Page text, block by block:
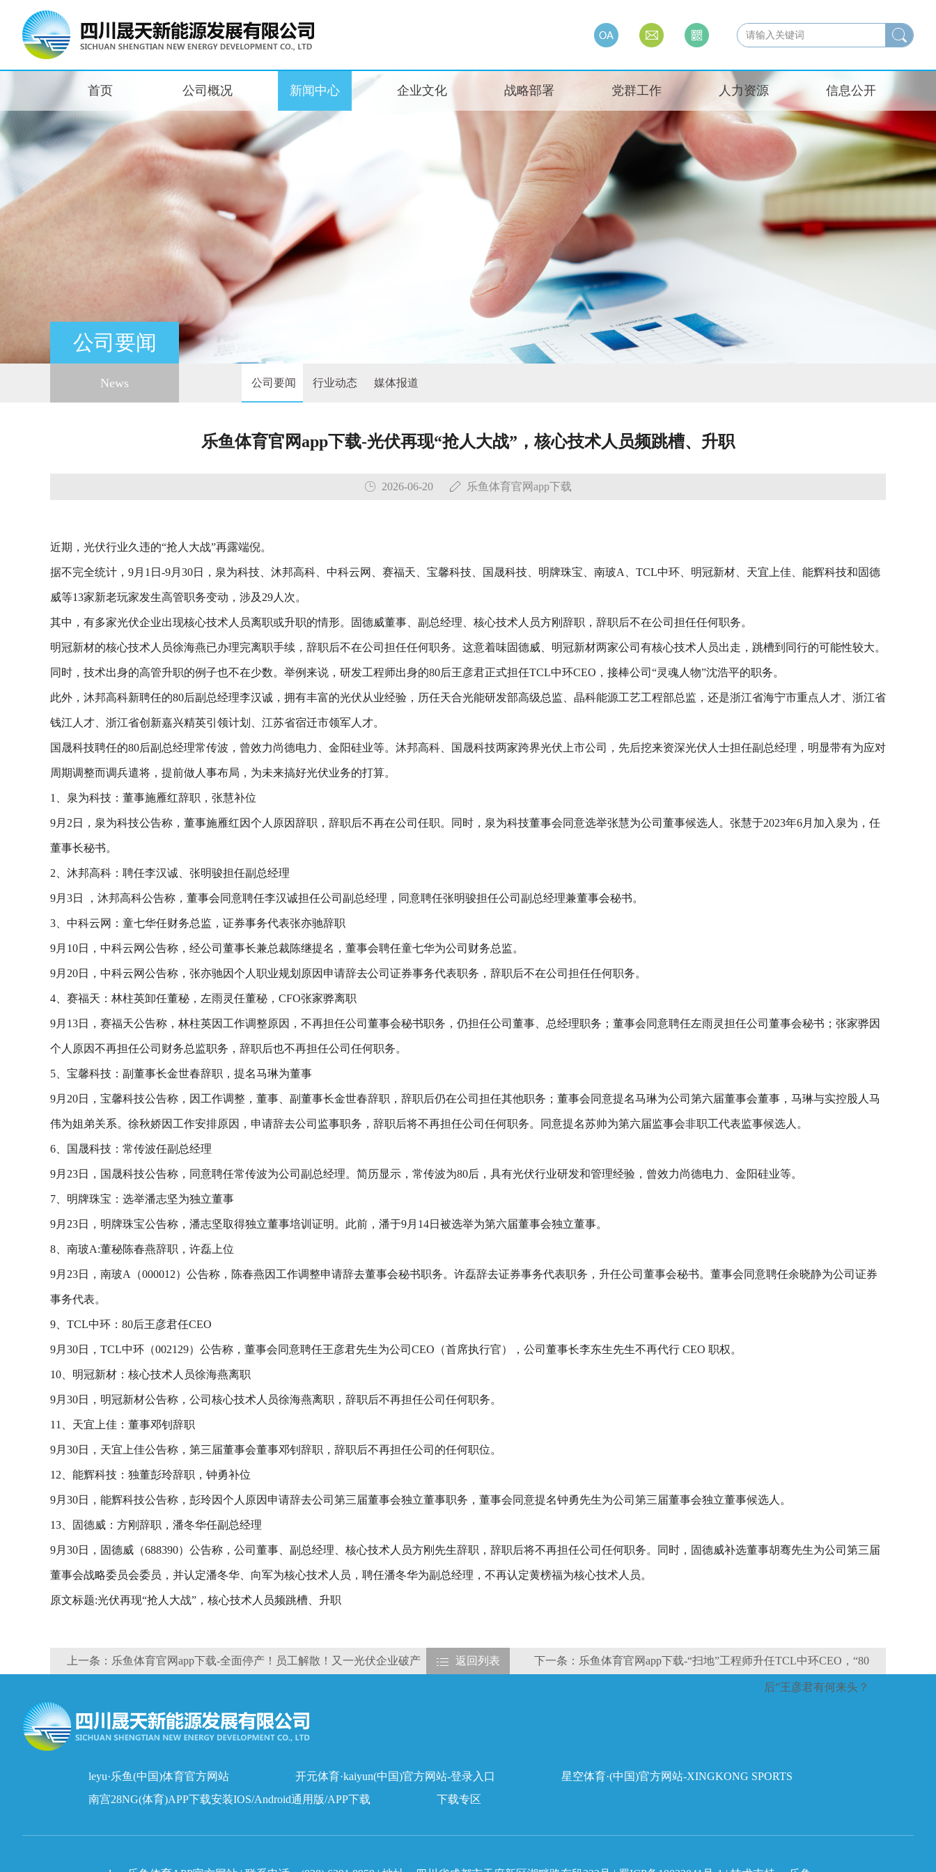
首页 公司概况 新闻中心 企业文化 战略部署 党群工作 人力资源 信息公开
公司要闻
News 公司要闻 行业动态 媒体报道
乐鱼体育官网app下载-光伏再现“抢人大战”，核心技术人员频跳槽、升职
2026-06-20 乐鱼体育官网app下载
近期，光伏行业久违的“抢人大战”再露端倪。
据不完全统计，9月1日-9月30日，泉为科技、沐邦高科、中科云网、赛福天、宝馨科技、国晟科技、明牌珠宝、南玻A、TCL中环、明冠新材、天宜上佳、能辉科技和固德
威等13家新老玩家发生高管职务变动，涉及29人次。
其中，有多家光伏企业出现核心技术人员离职或升职的情形。固德威董事、副总经理、核心技术人员方刚辞职，辞职后不在公司担任任何职务。
明冠新材的核心技术人员徐海燕已办理完离职手续，辞职后不在公司担任任何职务。这意着味固德威、明冠新材两家公司有核心技术人员出走，跳槽到同行的可能性较大。
同时，技术出身的高管升职的例子也不在少数。举例来说，研发工程师出身的80后王彦君正式担任TCL中环CEO，接棒公司“灵魂人物”沈浩平的职务。
此外，沐邦高科新聘任的80后副总经理李汉诚，拥有丰富的光伏从业经验，历任天合光能研发部高级总监、晶科能源工艺工程部总监，还是浙江省海宁市重点人才、浙江省
钱江人才、浙江省创新嘉兴精英引领计划、江苏省宿迁市领军人才。
国晟科技聘任的80后副总经理常传波，曾效力尚德电力、金阳硅业等。沐邦高科、国晟科技两家跨界光伏上市公司，先后挖来资深光伏人士担任副总经理，明显带有为应对
周期调整而调兵遣将，提前做人事布局，为未来搞好光伏业务的打算。
1、泉为科技：董事施雁红辞职，张慧补位
9月2日，泉为科技公告称，董事施雁红因个人原因辞职，辞职后不再在公司任职。同时，泉为科技董事会同意选举张慧为公司董事候选人。张慧于2023年6月加入泉为，任
董事长秘书。
2、沐邦高科：聘任李汉诚、张明骏担任副总经理
9月3日 ，沐邦高科公告称，董事会同意聘任李汉诚担任公司副总经理，同意聘任张明骏担任公司副总经理兼董事会秘书。
3、中科云网：童七华任财务总监，证券事务代表张亦驰辞职
9月10日，中科云网公告称，经公司董事长兼总裁陈继提名，董事会聘任童七华为公司财务总监。
9月20日，中科云网公告称，张亦驰因个人职业规划原因申请辞去公司证券事务代表职务，辞职后不在公司担任任何职务。
4、赛福天：林柱英卸任董秘，左雨灵任董秘，CFO张家骅离职
9月13日，赛福天公告称，林柱英因工作调整原因，不再担任公司董事会秘书职务，仍担任公司董事、总经理职务；董事会同意聘任左雨灵担任公司董事会秘书；张家骅因
个人原因不再担任公司财务总监职务，辞职后也不再担任公司任何职务。
5、宝馨科技：副董事长金世春辞职，提名马琳为董事
9月20日，宝馨科技公告称，因工作调整，董事、副董事长金世春辞职，辞职后仍在公司担任其他职务；董事会同意提名马琳为公司第六届董事会董事，马琳与实控股人马
伟为姐弟关系。徐秋娇因工作安排原因，申请辞去公司监事职务，辞职后将不再担任公司任何职务。同意提名苏帅为第六届监事会非职工代表监事候选人。
6、国晟科技：常传波任副总经理
9月23日，国晟科技公告称，同意聘任常传波为公司副总经理。简历显示，常传波为80后，具有光伏行业研发和管理经验，曾效力尚德电力、金阳硅业等。
7、明牌珠宝：选举潘志坚为独立董事
9月23日，明牌珠宝公告称，潘志坚取得独立董事培训证明。此前，潘于9月14日被选举为第六届董事会独立董事。
8、南玻A:董秘陈春燕辞职，许磊上位
9月23日，南玻A（000012）公告称，陈春燕因工作调整申请辞去董事会秘书职务。许磊辞去证券事务代表职务，升任公司董事会秘书。董事会同意聘任余晓静为公司证券
事务代表。
9、TCL中环：80后王彦君任CEO
9月30日，TCL中环（002129）公告称，董事会同意聘任王彦君先生为公司CEO（首席执行官），公司董事长李东生先生不再代行 CEO 职权。
10、明冠新材：核心技术人员徐海燕离职
9月30日，明冠新材公告称，公司核心技术人员徐海燕离职，辞职后不再担任公司任何职务。
11、天宜上佳：董事邓钊辞职
9月30日，天宜上佳公告称，第三届董事会董事邓钊辞职，辞职后不再担任公司的任何职位。
12、能辉科技：独董彭玲辞职，钟勇补位
9月30日，能辉科技公告称，彭玲因个人原因申请辞去公司第三届董事会独立董事职务，董事会同意提名钟勇先生为公司第三届董事会独立董事候选人。
13、固德威：方刚辞职，潘冬华任副总经理
9月30日，固德威（688390）公告称，公司董事、副总经理、核心技术人员方刚先生辞职，辞职后将不再担任公司任何职务。同时，固德威补选董事胡骞先生为公司第三届
董事会战略委员会委员，并认定潘冬华、向军为核心技术人员，聘任潘冬华为副总经理，不再认定黄榜福为核心技术人员。
原文标题:光伏再现“抢人大战”，核心技术人员频跳槽、升职
上一条：乐鱼体育官网app下载-全面停产！员工解散！又一光伏企业破产 返回列表 下一条：乐鱼体育官网app下载-“扫地”工程师升任TCL中环CEO，“80
后”王彦君有何来头？
leyu·乐鱼(中国)体育官方网站 开元体育·kaiyun(中国)官方网站-登录入口
星空体育·(中国)官方网站-XINGKONG SPORTS
南宫28NG(体育)APP下载安装IOS/Android通用版/APP下载
下载专区